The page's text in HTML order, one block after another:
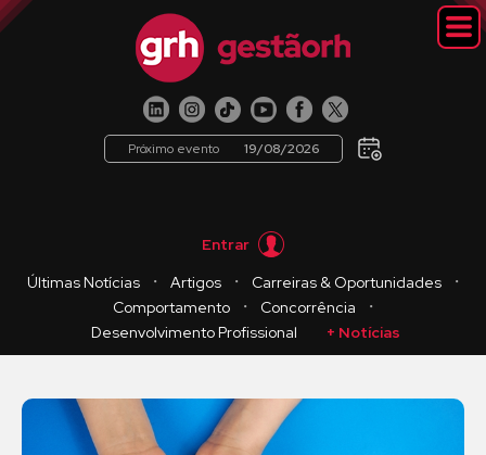
Próximo evento 19/08/2026
Entrar
Últimas Notícias
・ Artigos ・ Carreiras & Oportunidades
・
Comportamento
・ Concorrência
・
Desenvolvimento Profissional
+ Notícias